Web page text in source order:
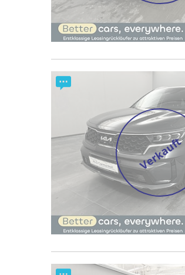
Verkauft